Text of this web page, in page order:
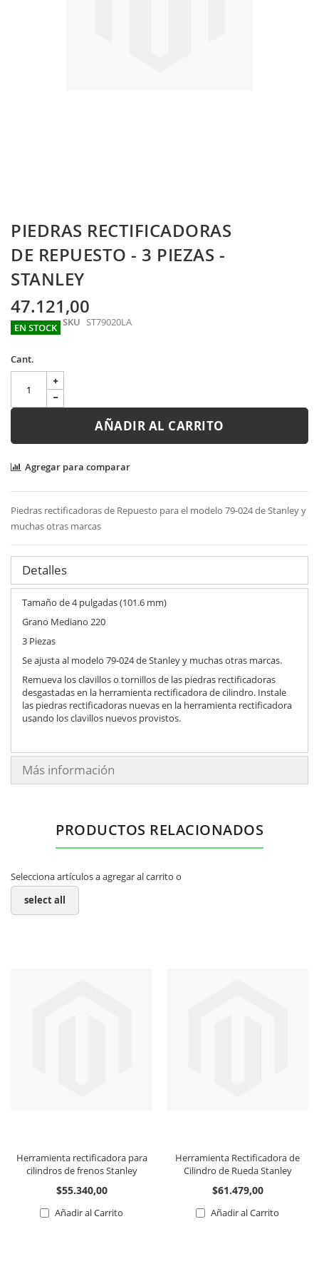
Skip
to
the
beginning
of
the
images
gallery
PIEDRAS RECTIFICADORAS
DE REPUESTO - 3 PIEZAS -
STANLEY
47.121,00
EN STOCK SKU ST79020LA
Cant.
AÑADIR AL CARRITO
Agregar para comparar
Piedras rectificadoras de Repuesto para el modelo 79-024 de Stanley y
muchas otras marcas
Detalles
Tamaño de 4 pulgadas (101.6 mm)
Grano Mediano 220
3 Piezas
Se ajusta al modelo 79-024 de Stanley y muchas otras marcas.
Remueva los clavillos o tornillos de las piedras rectificadoras
desgastadas en la herramienta rectificadora de cilindro. Instale
las piedras rectificadoras nuevas en la herramienta rectificadora
usando los clavillos nuevos provistos.
Más información
PRODUCTOS RELACIONADOS
Selecciona artículos a agregar al carrito o
select all
Herramienta rectificadora para
cilindros de frenos Stanley
$55.340,00
Añadir al Carrito
Herramienta Rectificadora de
Cilindro de Rueda Stanley
$61.479,00
Añadir al Carrito